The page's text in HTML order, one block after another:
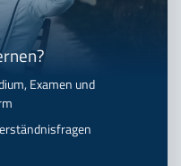
Examen und